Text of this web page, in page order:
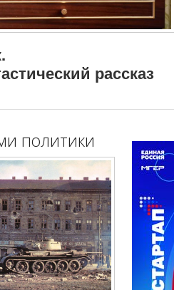
рассказ
политики